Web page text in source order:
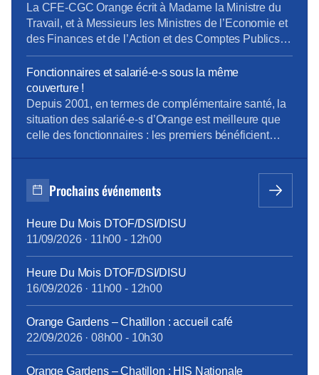
La CFE-CGC Orange écrit à Madame la Ministre du
Travail, et à Messieurs les Ministres de l’Economie et
des Finances et de l’Action et des Comptes Publics
La « loi pour la liberté de choisir son avenir
professionnel » du 05 septembre 2018, qui a pour
ambition une nouvelle société de compétences,
réforme la formation professionnelle en promettant,
[…]
Fonctionnaires et salarié-e-s sous la même
couverture !
Depuis 2001, en termes de complémentaire santé, la
situation des salarié-e-s d’Orange est meilleure que
celle des fonctionnaires : les premiers bénéficient
seconds, s’ils le souhaitent, s’assurent
individuellement et payent 100% des cotisations,
introduite en février 2015. Cette différence de
traitement touche à sa fin, grâce à la ténacité de la
CFE-CGC Orange : à compter du 1er janvier 2018,
tous les personnels bénéficieront des mêmes
garanties.
tract_complémentaire_santé_octobre2017.pdf
Prochains événements
Heure Du Mois DTOF/DSI/DISU
11/09/2026· 11h00 - 12h00
Heure Du Mois DTOF/DSI/DISU
16/09/2026· 11h00 - 12h00
Orange Gardens – Chatillon : accueil café
22/09/2026· 08h00 - 10h30
Orange Gardens – Chatillon : HIS Nationale